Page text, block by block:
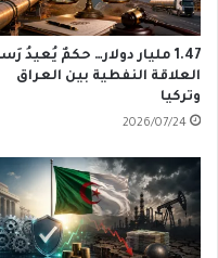
1.47 مليار دولار… حكمٌ يُعيدُ
العلاقة النفطية بين العراق
وتركيا
2026/07/24